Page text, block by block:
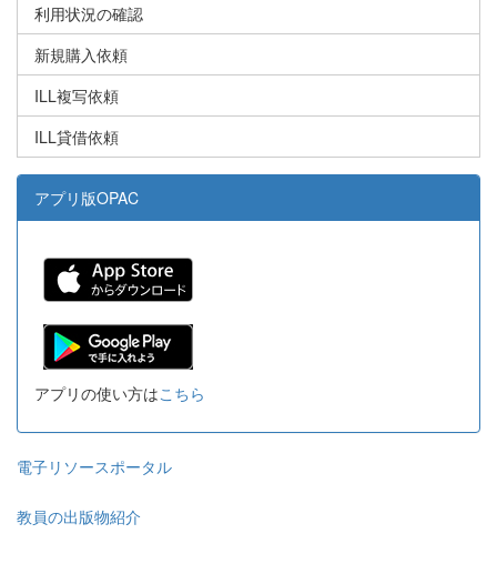
利用状況の確認
新規購入依頼
ILL複写依頼
ILL貸借依頼
アプリ版OPAC
アプリの使い方はこちら
電子リソースポータル
教員の出版物紹介